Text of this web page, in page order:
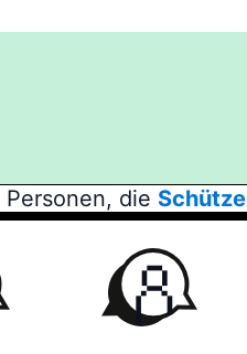
Personen, die Schütze